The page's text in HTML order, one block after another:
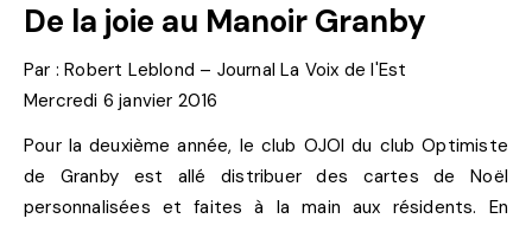
De la joie au Manoir Granby
Par : Robert Leblond – Journal La Voix de l'Est
Mercredi 6 janvier 2016
Pour la deuxième année, le club OJOI du club Optimiste
de Granby est allé distribuer des cartes de Noël
personnalisées et faites à la main aux résidents. En